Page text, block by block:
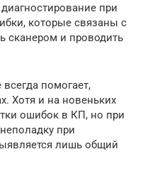
при
которые связаны с
сканером и проводить
помогает,
Хотя и на новеньких
ошибок в КП, но при
при
лишь общий